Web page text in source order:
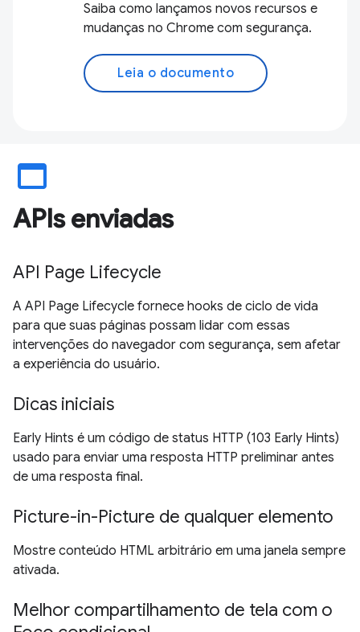
Saiba como lançamos novos recursos e
mudanças no Chrome com segurança.
Leia o documento
web_asset
APIs enviadas
API Page Lifecycle
A API Page Lifecycle fornece hooks de ciclo de vida
para que suas páginas possam lidar com essas
intervenções do navegador com segurança, sem afetar
a experiência do usuário.
Dicas iniciais
Early Hints é um código de status HTTP (103 Early Hints)
usado para enviar uma resposta HTTP preliminar antes
de uma resposta final.
Picture-in-Picture de qualquer elemento
Mostre conteúdo HTML arbitrário em uma janela sempre
ativada.
Melhor compartilhamento de tela com o